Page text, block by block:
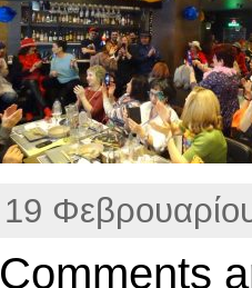
19
Comments